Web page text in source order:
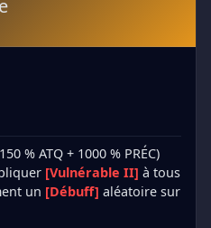
% ATQ + 1000 % PRÉC)
[Vulnérable II] à tous
un [Débuff] aléatoire sur